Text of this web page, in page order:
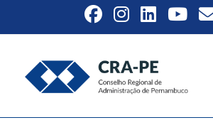
conteúdo